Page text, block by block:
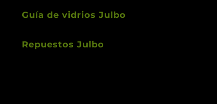
Guía de vidrios Julbo
Repuestos Julbo